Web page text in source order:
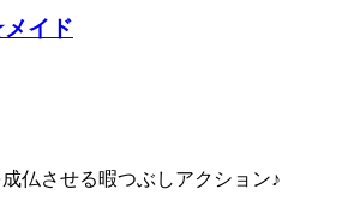
イド
仏させる暇つぶしアクション♪